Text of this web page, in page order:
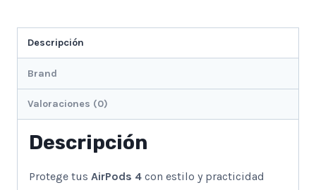
cantidad
Descripción
Brand
Valoraciones (0)
Descripción
Protege tus AirPods 4 con estilo y practicidad